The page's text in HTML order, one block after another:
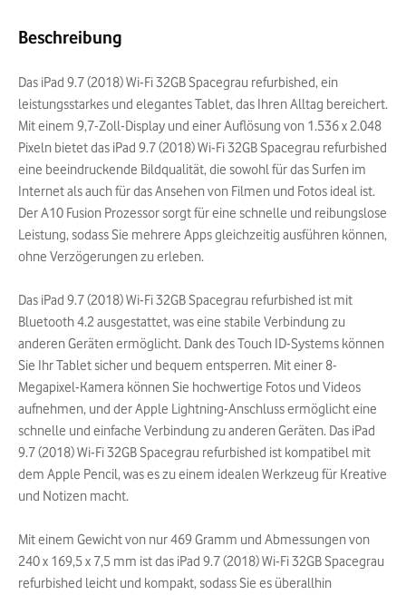
Beschreibung
Das iPad 9.7 (2018) Wi-Fi 32GB Spacegrau refurbished, ein
leistungsstarkes und elegantes Tablet, das Ihren Alltag bereichert.
Mit einem 9,7-Zoll-Display und einer Auflösung von 1.536 x 2.048
Pixeln bietet das iPad 9.7 (2018) Wi-Fi 32GB Spacegrau refurbished
eine beeindruckende Bildqualität, die sowohl für das Surfen im
Internet als auch für das Ansehen von Filmen und Fotos ideal ist.
Der A10 Fusion Prozessor sorgt für eine schnelle und reibungslose
Leistung, sodass Sie mehrere Apps gleichzeitig ausführen können,
ohne Verzögerungen zu erleben.
Das iPad 9.7 (2018) Wi-Fi 32GB Spacegrau refurbished ist mit
Bluetooth 4.2 ausgestattet, was eine stabile Verbindung zu
anderen Geräten ermöglicht. Dank des Touch ID-Systems können
Sie Ihr Tablet sicher und bequem entsperren. Mit einer 8-
Megapixel-Kamera können Sie hochwertige Fotos und Videos
aufnehmen, und der Apple Lightning-Anschluss ermöglicht eine
schnelle und einfache Verbindung zu anderen Geräten. Das iPad
9.7 (2018) Wi-Fi 32GB Spacegrau refurbished ist kompatibel mit
dem Apple Pencil, was es zu einem idealen Werkzeug für Kreative
und Notizen macht.
Mit einem Gewicht von nur 469 Gramm und Abmessungen von
240 x 169,5 x 7,5 mm ist das iPad 9.7 (2018) Wi-Fi 32GB Spacegrau
refurbished leicht und kompakt, sodass Sie es überallhin